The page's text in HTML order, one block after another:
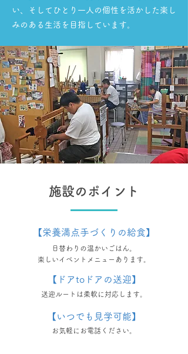
い、そしてひとり一人の個性を活かした楽し
みのある生活を目指しています。
施設のポイント
【栄養満点手づくりの給食】
日替わりの温かいごはん。
楽しいイベントメニューあります。
【ドアtoドアの送迎】
送迎ルートは柔軟に対応します。
【いつでも見学可能】
お気軽にお電話ください。